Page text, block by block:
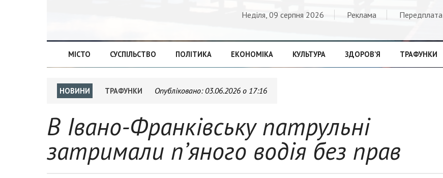
Неділя, 09 серпня 2026 Реклама Передплата
МІСТО СУСПІЛЬСТВО ПОЛІТИКА ЕКОНОМІКА КУЛЬТУРА ЗДОРОВ’Я ТРАФУНКИ
НОВИНИ ТРАФУНКИ Опубліковано: 03.06.2026 о 17:16
В Івано-Франківську патрульні
затримали п’яного водія без прав